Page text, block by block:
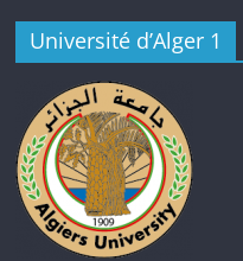
Université d’Alger 1